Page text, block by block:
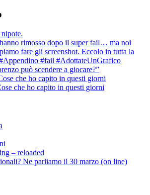
rimosso dopo il super fail… ma noi
fare gli screenshot. Eccolo in tutta la
#fail #AdottateUnGrafico
può scendere a giocare?”
che ho capito in questi giorni
che ho capito in questi giorni
– reloaded
Ne parliamo il 30 marzo (on line)